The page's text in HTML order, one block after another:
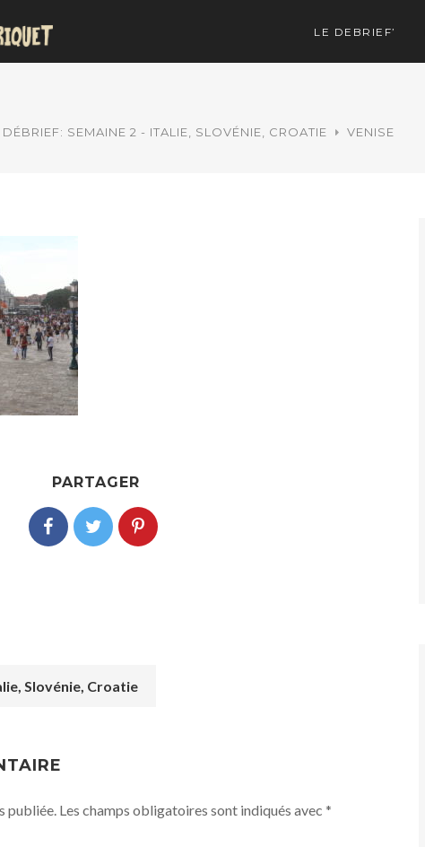
LE DEBRIEF’
DÉBRIEF: SEMAINE 2 - ITALIE, SLOVÉNIE, CROATIE VENISE
PARTAGER
Slovénie, Croatie
publiée. Les champs obligatoires sont indiqués avec *